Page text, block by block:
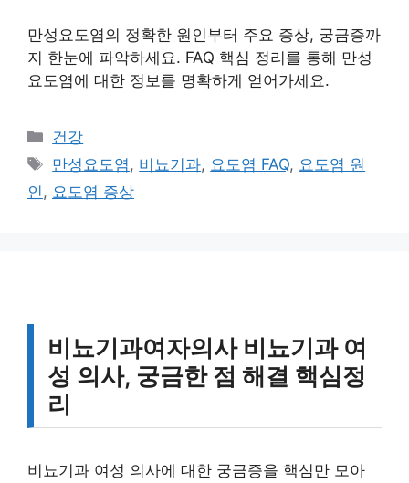
만성요도염의 정확한 원인부터 주요 증상, 궁금증까
지 한눈에 파악하세요. FAQ 핵심 정리를 통해 만성
요도염에 대한 정보를 명확하게 얻어가세요.
카
테
리
건강
태
그
만성요도염, 비뇨기과, 요도염 FAQ, 요도염 원
인, 요도염 증상
비뇨기과여자의사 비뇨기과 여
성 의사, 궁금한 점 해결 핵심정
리
비뇨기과 여성 의사에 대한 궁금증을 핵심만 모아